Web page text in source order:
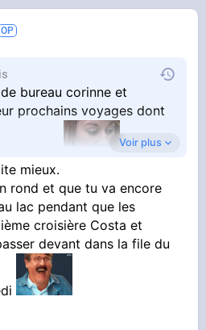
:
bureau corinne et
prochains voyages dont
Voir plus
mieux.
rond et que tu va encore
lac pendant que les
croisière Costa et
devant dans la file du